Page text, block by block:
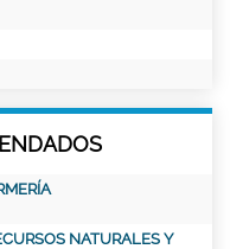
NATURALES Y